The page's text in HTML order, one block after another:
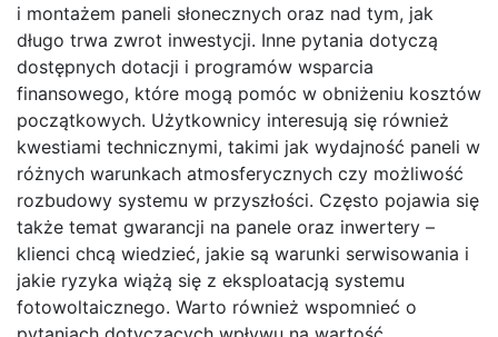
i montażem paneli słonecznych oraz nad tym, jak
długo trwa zwrot inwestycji. Inne pytania dotyczą
dostępnych dotacji i programów wsparcia
finansowego, które mogą pomóc w obniżeniu kosztów
początkowych. Użytkownicy interesują się również
kwestiami technicznymi, takimi jak wydajność paneli w
różnych warunkach atmosferycznych czy możliwość
rozbudowy systemu w przyszłości. Często pojawia się
także temat gwarancji na panele oraz inwertery –
klienci chcą wiedzieć, jakie są warunki serwisowania i
jakie ryzyka wiążą się z eksploatacją systemu
fotowoltaicznego. Warto również wspomnieć o